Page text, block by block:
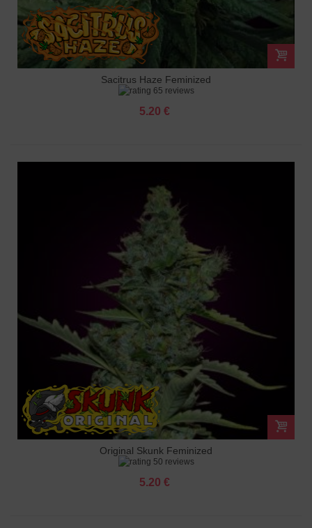
Sacitrus Haze Feminized
65 reviews
5.20 €
Original Skunk Feminized
50 reviews
5.20 €